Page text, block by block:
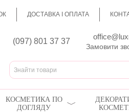
ДОСТАВКА І ОПЛАТА
(097) 801 37 37
Замовити
КОСМЕТИКА ПО
ДОГЛЯДУ